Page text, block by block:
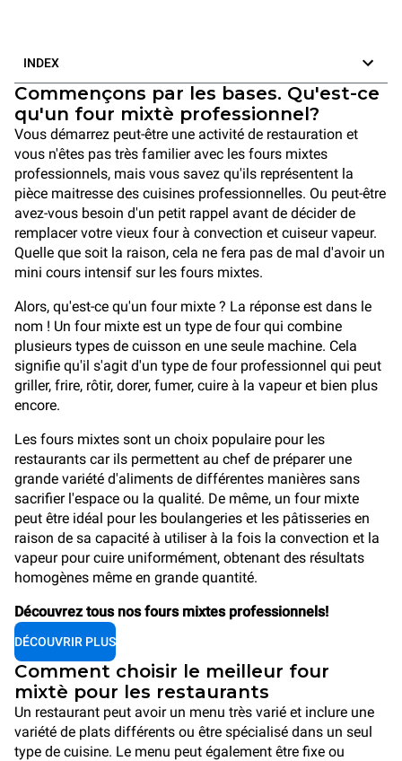
INDEX
Commençons par les bases. Qu'est-ce
qu'un four mixtè professionnel?
Vous démarrez peut-être une activité de restauration et
vous n'êtes pas très familier avec les fours mixtes
professionnels, mais vous savez qu'ils représentent la
pièce maitresse des cuisines professionnelles. Ou peut-être
avez-vous besoin d'un petit rappel avant de décider de
remplacer votre vieux four à convection et cuiseur vapeur.
Quelle que soit la raison, cela ne fera pas de mal d'avoir un
mini cours intensif sur les fours mixtes.
Alors, qu'est-ce qu'un four mixte ? La réponse est dans le
nom ! Un four mixte est un type de four qui combine
plusieurs types de cuisson en une seule machine. Cela
signifie qu'il s'agit d'un type de four professionnel qui peut
griller, frire, rôtir, dorer, fumer, cuire à la vapeur et bien plus
encore.
Les fours mixtes sont un choix populaire pour les
restaurants car ils permettent au chef de préparer une
grande variété d'aliments de différentes manières sans
sacrifier l'espace ou la qualité. De même, un four mixte
peut être idéal pour les boulangeries et les pâtisseries en
raison de sa capacité à utiliser à la fois la convection et la
vapeur pour cuire uniformément, obtenant des résultats
homogènes même en grande quantité.
Découvrez tous nos fours mixtes professionnels!
DÉCOUVRIR PLUS
Comment choisir le meilleur four
mixtè pour les restaurants
Un restaurant peut avoir un menu très varié et inclure une
variété de plats différents ou être spécialisé dans un seul
type de cuisine. Le menu peut également être fixe ou